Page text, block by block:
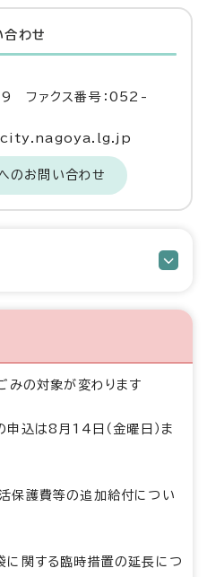
合わせ
ファクス番号：052-
のお問い合わせ
みの対象が変わります
申込は8月14日（金曜日）ま
保護費等の追加給付につい
に関する臨時措置の延長につ